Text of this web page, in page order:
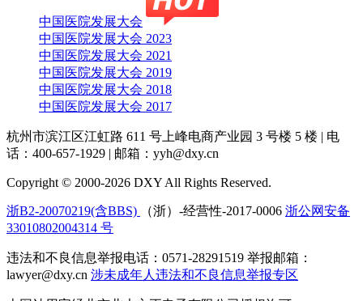
中国医院发展大会
中国医院发展大会 2023
中国医院发展大会 2021
中国医院发展大会 2019
中国医院发展大会 2018
中国医院发展大会 2017
杭州市滨江区江虹路 611 号上峰电商产业园 3 号楼 5 楼 | 电
话：400-657-1929 | 邮箱：yyh@dxy.cn
Copyright © 2000-2026 DXY All Rights Reserved.
浙B2-20070219(含BBS) （浙）-经营性-2017-0006 浙公网安备
33010802004314 号
违法和不良信息举报电话：0571-28291519 举报邮箱：
lawyer@dxy.cn 涉未成年人违法和不良信息举报专区